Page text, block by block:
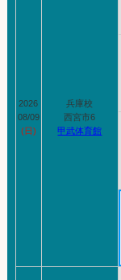
2026
08/09
(日)
兵庫校
西宮市6
甲武体育館